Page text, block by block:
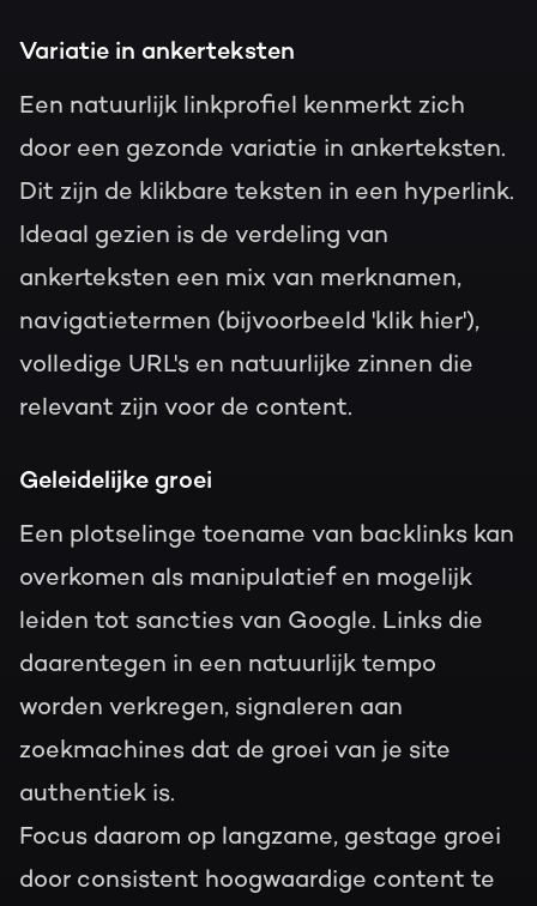
Variatie in ankerteksten
Een natuurlijk linkprofiel kenmerkt zich
door een gezonde variatie in ankerteksten.
Dit zijn de klikbare teksten in een hyperlink.
Ideaal gezien is de verdeling van
ankerteksten een mix van merknamen,
navigatietermen (bijvoorbeeld 'klik hier'),
volledige URL's en natuurlijke zinnen die
relevant zijn voor de content.
Geleidelijke groei
Een plotselinge toename van backlinks kan
overkomen als manipulatief en mogelijk
leiden tot sancties van Google. Links die
daarentegen in een natuurlijk tempo
worden verkregen, signaleren aan
zoekmachines dat de groei van je site
authentiek is.
Focus daarom op langzame, gestage groei
door consistent hoogwaardige content te